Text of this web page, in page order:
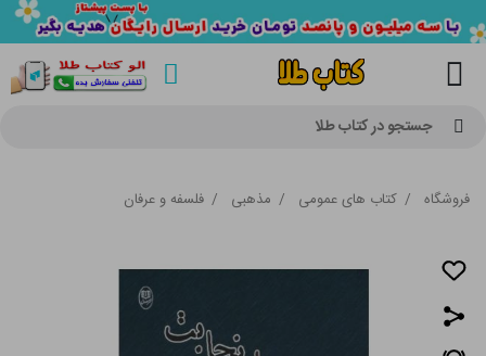
جستجو در کتاب طلا
فروشگاه / کتاب های عمومی / مذهبی / فلسفه و عرفان